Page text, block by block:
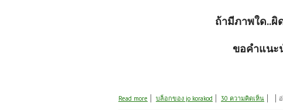
ถ้ามีภาพใด..ผิ
ขอคำแนะ
Read more about มองต่ำๆ ก็จะเห็นความงาม ภาค 1
บล็อกของ jo korakod 30 ความคิดเห็น